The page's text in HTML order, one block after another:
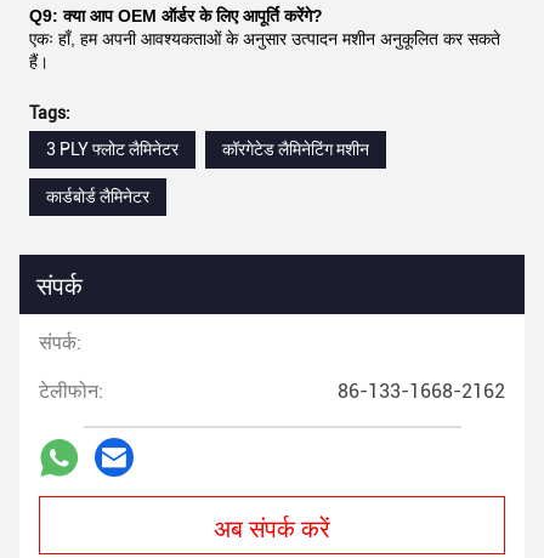
Q9: क्या आप OEM ऑर्डर के लिए आपूर्ति करेंगे?
एकः हाँ, हम अपनी आवश्यकताओं के अनुसार उत्पादन मशीन अनुकूलित कर सकते
हैं।
Tags:
3 PLY फ्लोट लैमिनेटर
कॉरगेटेड लैमिनेटिंग मशीन
कार्डबोर्ड लैमिनेटर
संपर्क
संपर्क:
टेलीफोन: 86-133-1668-2162
अब संपर्क करें